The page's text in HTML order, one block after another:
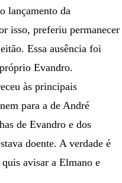
lançamento da
isso, preferiu permanecer
Essa ausência foi
Evandro.
às principais
para a de André
de Evandro e dos
doente. A verdade é
avisar a Elmano e